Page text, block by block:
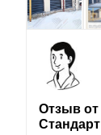
Отзыв от
Стандарт